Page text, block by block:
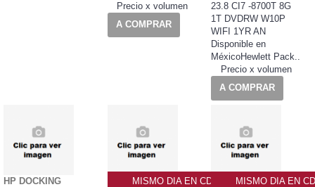
Precio x volumen
A COMPRAR
23.8 CI7 -8700T 8G
1T DVDRW W10P
WIFI 1YR AN
Disponible en
MéxicoHewlett Pack..
Precio x volumen
A COMPRAR
HP DOCKING
MISMO DIA EN CDMX
MISMO DIA EN